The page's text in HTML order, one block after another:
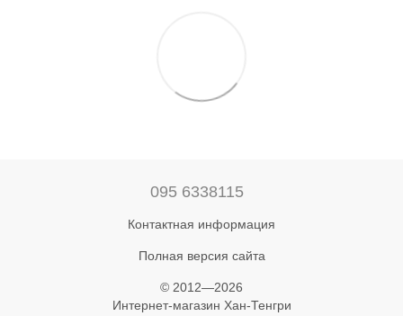
095 6338115
Контактная информация
Полная версия сайта
© 2012—2026
Интернет-магазин Хан-Тенгри